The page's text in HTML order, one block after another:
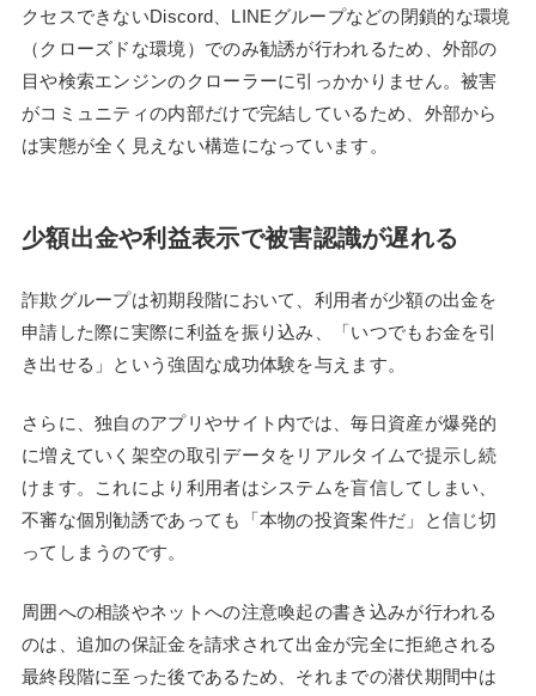
クセスできないDiscord、LINEグループなどの閉鎖的な環境
（クローズドな環境）でのみ勧誘が行われるため、外部の
目や検索エンジンのクローラーに引っかかりません。被害
がコミュニティの内部だけで完結しているため、外部から
は実態が全く見えない構造になっています。
少額出金や利益表示で被害認識が遅れる
詐欺グループは初期段階において、利用者が少額の出金を
申請した際に実際に利益を振り込み、「いつでもお金を引
き出せる」という強固な成功体験を与えます。
さらに、独自のアプリやサイト内では、毎日資産が爆発的
に増えていく架空の取引データをリアルタイムで提示し続
けます。これにより利用者はシステムを盲信してしまい、
不審な個別勧誘であっても「本物の投資案件だ」と信じ切
ってしまうのです。
周囲への相談やネットへの注意喚起の書き込みが行われる
のは、追加の保証金を請求されて出金が完全に拒絶される
最終段階に至った後であるため、それまでの潜伏期間中は